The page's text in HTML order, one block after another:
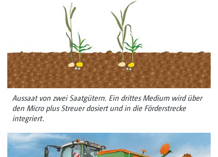
Aussaat von zwei Saatgütern. Ein drittes Medium wird über
den Micro plus Streuer dosiert und in die Förderstrecke
integriert.